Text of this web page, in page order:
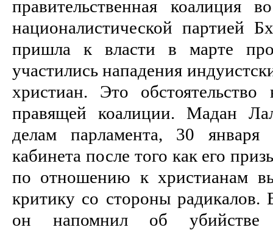
правительственная коалиция
националистической партией
пришла к власти в марте
участились нападения
христиан. Это обстоятельство
правящей коалиции. Мадан
делам парламента, 30
кабинета после того как его
по отношению к христианам
критику со стороны радикалов.
он напомнил об